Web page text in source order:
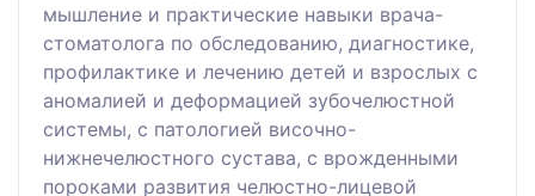
мышление и практические навыки врача-
стоматолога по обследованию, диагностике,
профилактике и лечению детей и взрослых с
аномалией и деформацией зубочелюстной
системы, с патологией височно-
нижнечелюстного сустава, с врожденными
пороками развития челюстно-лицевой